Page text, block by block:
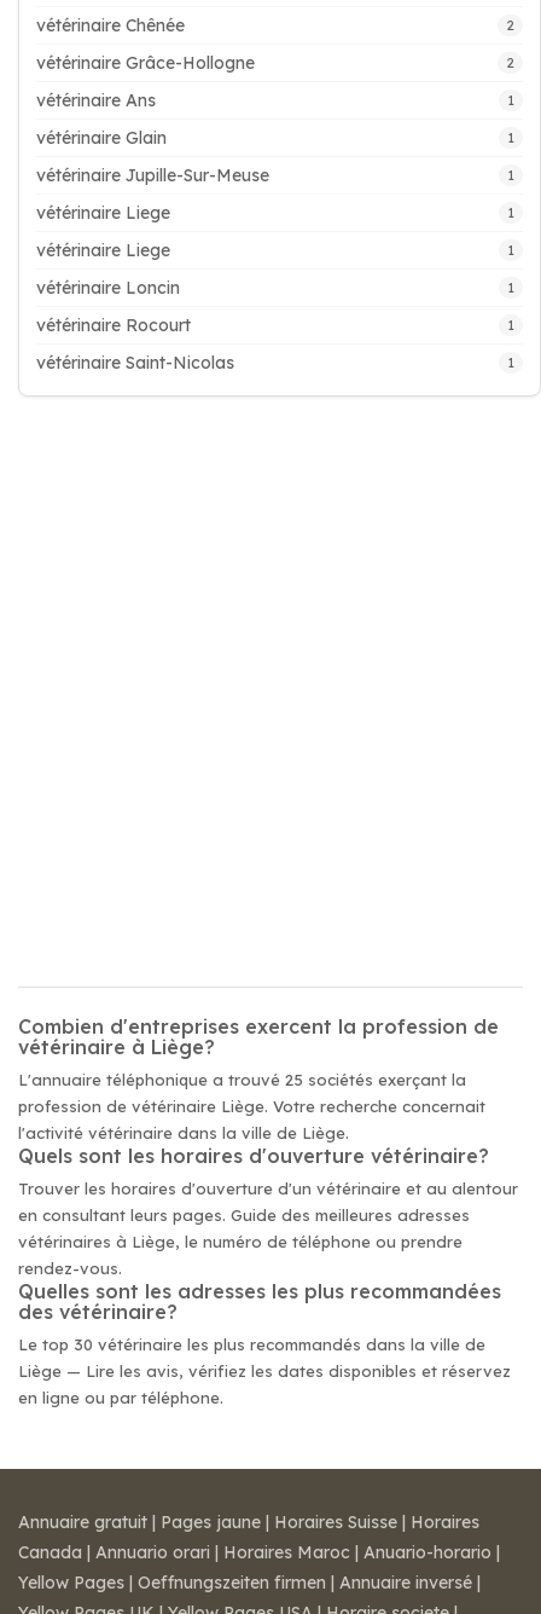
vétérinaire Chênée 2
vétérinaire Grâce-Hollogne 2
vétérinaire Ans 1
vétérinaire Glain 1
vétérinaire Jupille-Sur-Meuse 1
vétérinaire Liege 1
vétérinaire Liege 1
vétérinaire Loncin 1
vétérinaire Rocourt 1
vétérinaire Saint-Nicolas 1
Combien d'entreprises exercent la profession de
vétérinaire à Liège?
L'annuaire téléphonique a trouvé 25 sociétés exerçant la
profession de vétérinaire Liège. Votre recherche concernait
l'activité vétérinaire dans la ville de Liège.
Quels sont les horaires d'ouverture vétérinaire?
Trouver les horaires d'ouverture d'un vétérinaire et au alentour
en consultant leurs pages. Guide des meilleures adresses
vétérinaires à Liège, le numéro de téléphone ou prendre
rendez-vous.
Quelles sont les adresses les plus recommandées
des vétérinaire?
Le top 30 vétérinaire les plus recommandés dans la ville de
Liège — Lire les avis, vérifiez les dates disponibles et réservez
en ligne ou par téléphone.
Annuaire gratuit | Pages jaune | Horaires Suisse | Horaires
Canada | Annuario orari | Horaires Maroc | Anuario-horario |
Yellow Pages | Oeffnungszeiten firmen | Annuaire inversé |